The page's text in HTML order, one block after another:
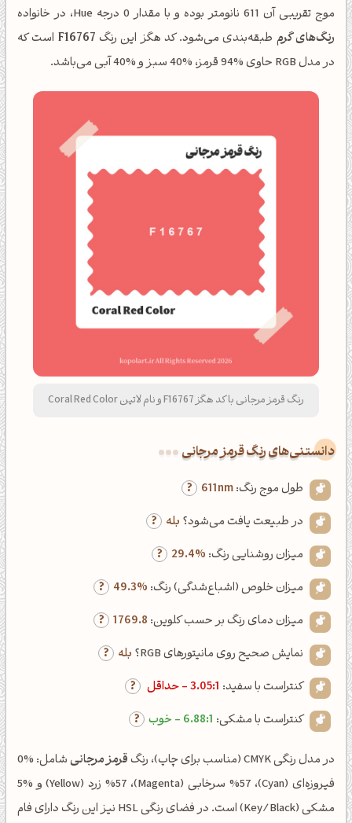
موج تقریبی آن 611 نانومتر بوده و با مقدار 0 درجه Hue، در خانواده
رنگ‌های گرم طبقه‌بندی می‌شود. کد هگز این رنگ F16767 است که
در مدل RGB حاوی %94 قرمز، %40 سبز و %40 آبی می‌باشد.
رنگ قرمز مرجانی با کد هگز F16767 و نام لاتین Coral Red Color
دانستنی‌های رنگ قرمز مرجانی
طول موج رنگ:611nm
در طبیعت یافت می‌شود؟ بله
میزان روشنایی رنگ: 29.4%
میزان خلوص (اشباع‌شدگی) رنگ: 49.3%
میزان دمای رنگ بر حسب کلوین: 1769.8
نمایش صحیح روی مانیتورهای RGB؟
بله
کنتراست با سفید: 3.05:1 - حداقل
کنتراست با مشکی: 6.88:1 - خوب
در مدل رنگی CMYK (مناسب برای چاپ)، رنگ قرمز مرجانی
شامل: %0
فیروزه‌ای (Cyan)، %57 سرخابی (Magenta)، %57 زرد (Yellow) و %5
مشکی (Key/Black) است. در فضای رنگی HSL نیز این رنگ دارای فام